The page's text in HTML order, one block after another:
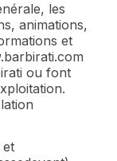
les
animations,
et
ou font
et